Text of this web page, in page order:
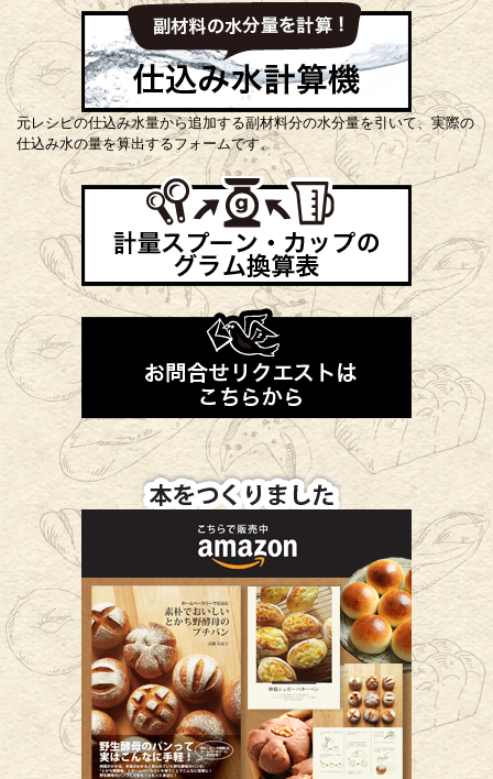
元レシピの仕込み水量から追加する副材料分の水分量を引いて、実際の
仕込み水の量を算出するフォームです。